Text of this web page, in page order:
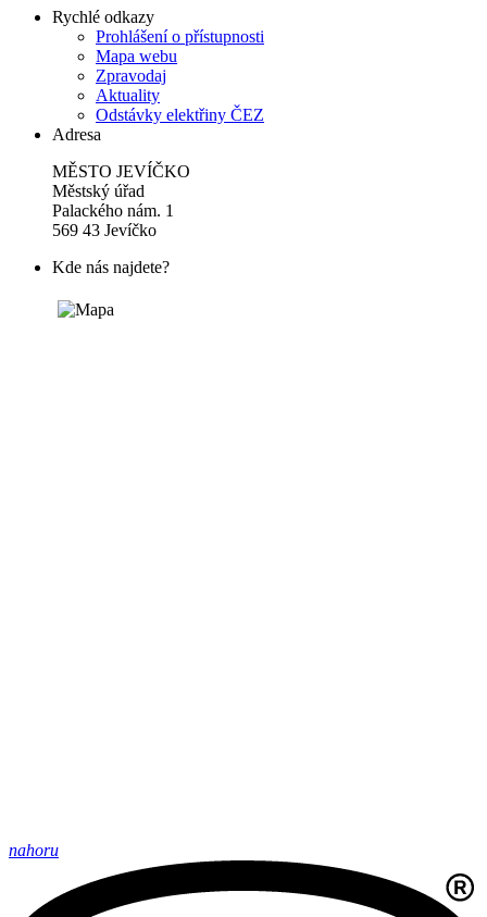
Rychlé odkazy
Prohlášení o přístupnosti
Mapa webu
Zpravodaj
Aktuality
Odstávky elektřiny ČEZ
Adresa
MĚSTO JEVÍČKO
Městský úřad
Palackého nám. 1
569 43 Jevíčko
Kde nás najdete?
nahoru